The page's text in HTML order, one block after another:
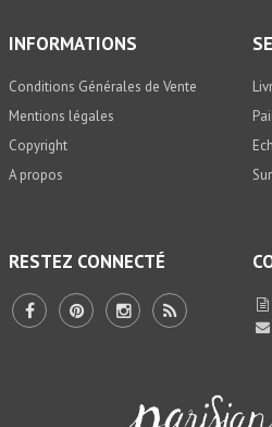
INFORMATIONS
Conditions Générales de Vente
Mentions légales
Copyright
A propos
RESTEZ CONNECTÉ